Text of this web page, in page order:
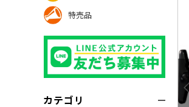
特売品
カテゴリ